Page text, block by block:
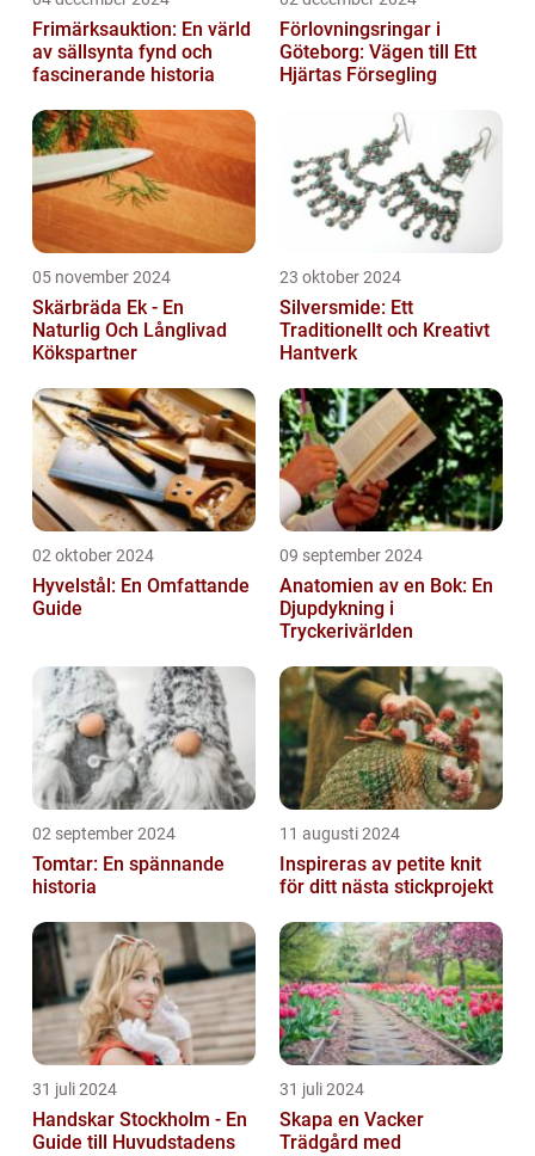
Frimärksauktion: En värld
av sällsynta fynd och
fascinerande historia
Förlovningsringar i
Göteborg: Vägen till Ett
Hjärtas Försegling
05 november 2024
Skärbräda Ek - En
Naturlig Och Långlivad
Kökspartner
23 oktober 2024
Silversmide: Ett
Traditionellt och Kreativt
Hantverk
02 oktober 2024
Hyvelstål: En Omfattande
Guide
09 september 2024
Anatomien av en Bok: En
Djupdykning i
Tryckerivärlden
02 september 2024
Tomtar: En spännande
historia
11 augusti 2024
Inspireras av petite knit
för ditt nästa stickprojekt
31 juli 2024
Handskar Stockholm - En
Guide till Huvudstadens
31 juli 2024
Skapa en Vacker
Trädgård med